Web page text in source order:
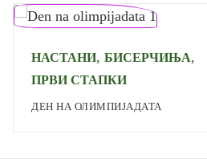
НАСТАНИ,БИСЕРЧИЊА,
ПРВИ СТАПКИ
ДЕН НА ОЛИМПИЈАДАТА